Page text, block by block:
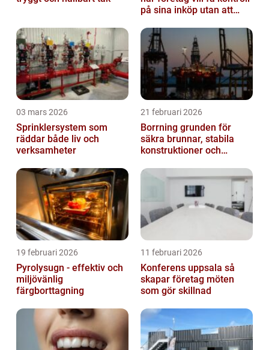
på sina inköp utan att
03 mars 2026
Sprinklersystem som
räddar både liv och
verksamheter
21 februari 2026
Borrning grunden för
säkra brunnar, stabila
konstruktioner och
19 februari 2026
Pyrolysugn - effektiv och
miljövänlig
färgborttagning
11 februari 2026
Konferens uppsala så
skapar företag möten
som gör skillnad